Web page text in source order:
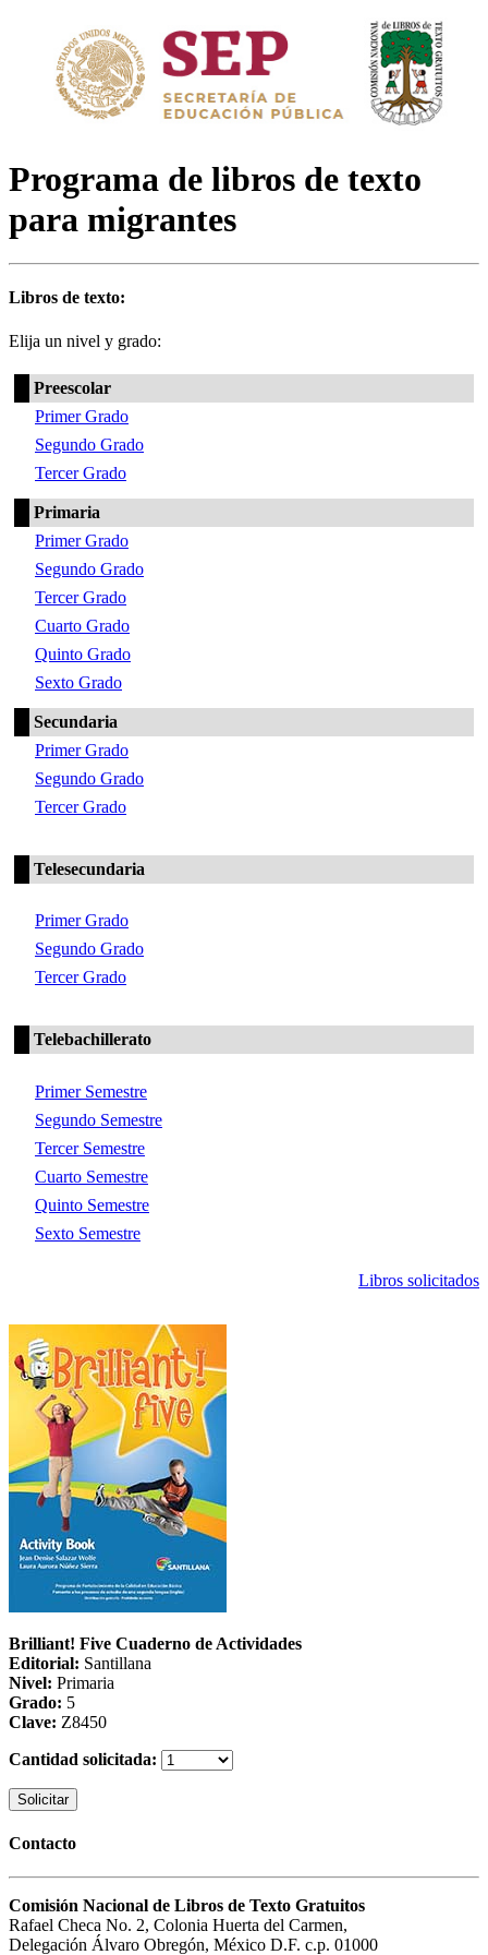
Programa de libros de texto
para migrantes
Libros de texto:
Elija un nivel y grado:
Preescolar
Primer Grado
Segundo Grado
Tercer Grado
Primaria
Primer Grado
Segundo Grado
Tercer Grado
Cuarto Grado
Quinto Grado
Sexto Grado
Secundaria
Primer Grado
Segundo Grado
Tercer Grado
Telesecundaria
Primer Grado
Segundo Grado
Tercer Grado
Telebachillerato
Primer Semestre
Segundo Semestre
Tercer Semestre
Cuarto Semestre
Quinto Semestre
Sexto Semestre
Libros solicitados
Brilliant! Five Cuaderno de Actividades
Editorial: Santillana
Nivel: Primaria
Grado: 5
Clave: Z8450
Cantidad solicitada:
Solicitar
Contacto
Comisión Nacional de Libros de Texto Gratuitos
Rafael Checa No. 2, Colonia Huerta del Carmen,
Delegación Álvaro Obregón, México D.F. c.p. 01000